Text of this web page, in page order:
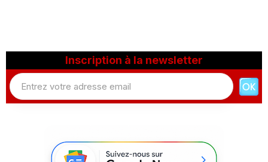
Inscription à la newsletter